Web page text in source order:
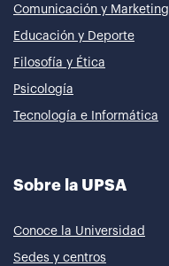
Comunicación y Marketing
Educación y Deporte
Filosofía y Ética
Psicología
Tecnología e Informática
Sobre la UPSA
Conoce la Universidad
Sedes y centros